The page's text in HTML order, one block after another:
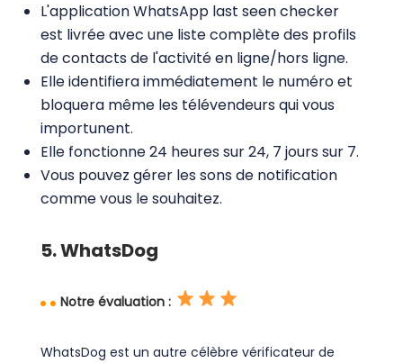
L'application WhatsApp last seen checker
est livrée avec une liste complète des profils
de contacts de l'activité en ligne/hors ligne.
Elle identifiera immédiatement le numéro et
bloquera même les télévendeurs qui vous
importunent.
Elle fonctionne 24 heures sur 24, 7 jours sur 7.
Vous pouvez gérer les sons de notification
comme vous le souhaitez.
5. WhatsDog
Notre évaluation :
WhatsDog est un autre célèbre vérificateur de